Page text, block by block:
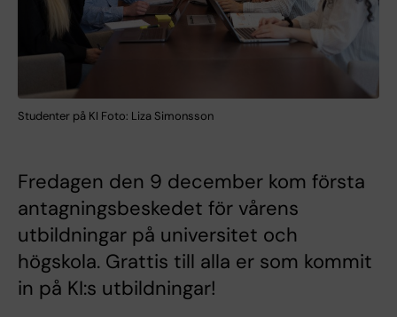
Studenter på KI Foto: Liza Simonsson
Fredagen den 9 december kom första
antagningsbeskedet för vårens
utbildningar på universitet och
högskola. Grattis till alla er som kommit
in på KI:s utbildningar!